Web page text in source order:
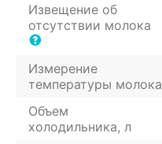
Извещение об
отсутствии молока
Измерение
температуры молока
Объем
холодильника, л